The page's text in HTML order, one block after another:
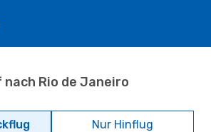
nach Rio de Janeiro
Nur Hinflug